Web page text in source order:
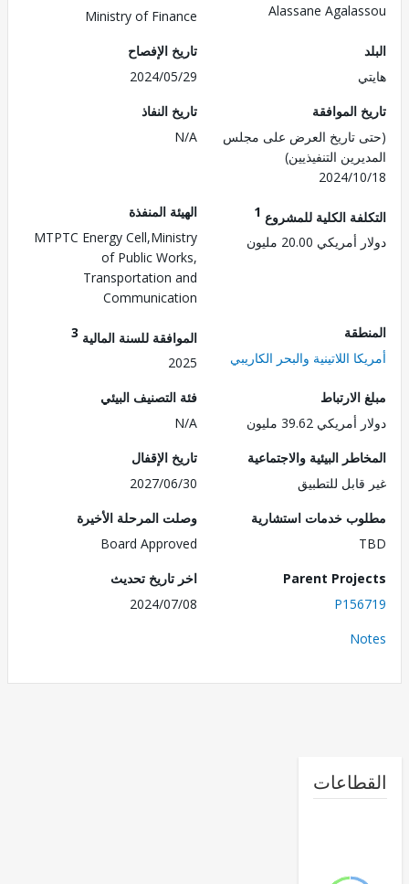
Alassane
Ministry of Finance
تاريخ الإفصاح
2024/05/29
الموافقة
تاريخ العرض على مجلس
التنفيذيين)
2024/
تاريخ النفاذ
N/A
الكلية للمشروع1
20.00 مليون
الهيئة المنفذة
MTPTC Energy Cell,Ministry
of Public Works,
Transportation and
Communication
اللاتينية والبحر الكاريبي
الموافقة للسنة المالية3
2025
39.62 مليون
فئة التصنيف البيئي
البيئية والاجتماعية
للتطبيق
تاريخ الإقفال
2027/06/30
خدمات استشارية
وصلت المرحلة الأخيرة
Board Approved
Parent
اخر تاريخ تحديث
2024/07/08